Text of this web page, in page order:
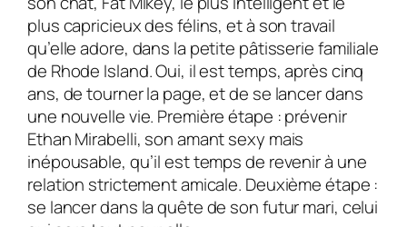
plus capricieux des félins, et à son travail
qu’elle adore, dans la petite pâtisserie familiale
de Rhode Island. Oui, il est temps, après cinq
ans, de tourner la page, et de se lancer dans
une nouvelle vie. Première étape : prévenir
Ethan Mirabelli, son amant sexy mais
inépousable, qu’il est temps de revenir à une
relation strictement amicale. Deuxième étape :
se lancer dans la quête de son futur mari, celui